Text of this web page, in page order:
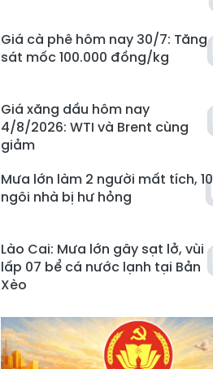
Giá cà phê hôm nay 30/7: Tăng
sát mốc 100.000 đồng/kg
Giá xăng dầu hôm nay
4/8/2026: WTI và Brent cùng
giảm
Mưa lớn làm 2 người mất tích, 10
ngôi nhà bị hư hỏng
Lào Cai: Mưa lớn gây sạt lở, vùi
lấp 07 bể cá nước lạnh tại Bản
Xèo